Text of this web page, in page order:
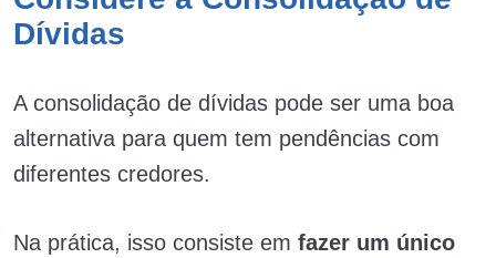
Dívidas
A consolidação de dívidas pode ser uma boa
alternativa para quem tem pendências com
diferentes credores.
Na prática, isso consiste em fazer um único